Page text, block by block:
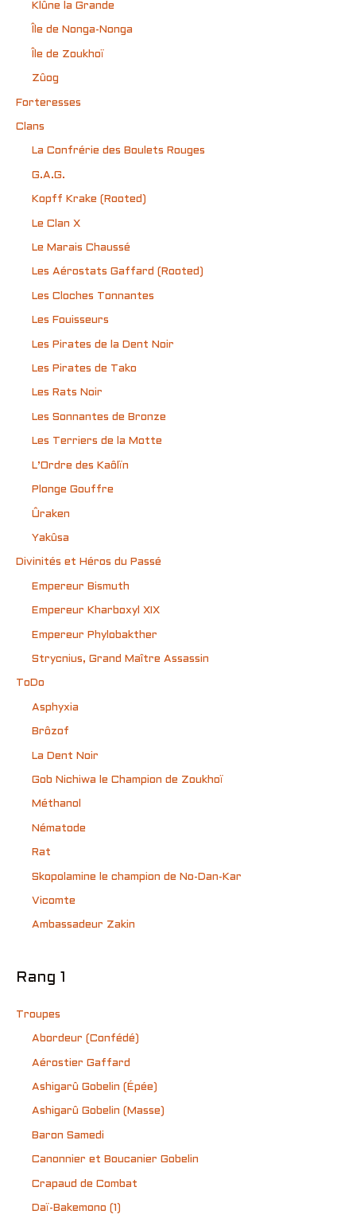
Klûne la Grande
Île de Nonga-Nonga
Île de Zoukhoï
Zûog
Forteresses
Clans
La Confrérie des Boulets Rouges
G.A.G.
Kopff Krake (Rooted)
Le Clan X
Le Marais Chaussé
Les Aérostats Gaffard (Rooted)
Les Cloches Tonnantes
Les Fouisseurs
Les Pirates de la Dent Noir
Les Pirates de Tako
Les Rats Noir
Les Sonnantes de Bronze
Les Terriers de la Motte
L’Ordre des Kaôlïn
Plonge Gouffre
Ûraken
Yakûsa
Divinités et Héros du Passé
Empereur Bismuth
Empereur Kharboxyl XIX
Empereur Phylobakther
Strycnius, Grand Maître Assassin
ToDo
Asphyxia
Brôzof
La Dent Noir
Gob Nichiwa le Champion de Zoukhoï
Méthanol
Nématode
Rat
Skopolamine le champion de No-Dan-Kar
Vicomte
Ambassadeur Zakin
Rang 1
Troupes
Abordeur (Confédé)
Aérostier Gaffard
Ashigarû Gobelin (Épée)
Ashigarû Gobelin (Masse)
Baron Samedi
Canonnier et Boucanier Gobelin
Crapaud de Combat
Daï-Bakemono (1)